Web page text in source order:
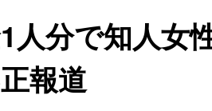
人分で知人
報道